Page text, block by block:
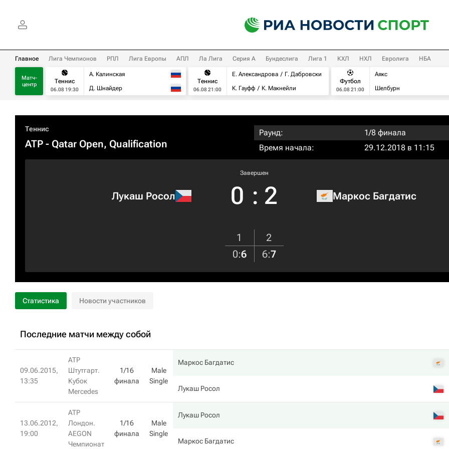
Главное Лига Чемпионов РПЛ Лига Европы АПЛ Ла Лига Серия А Бундеслига Лига 1 КХЛ НХЛ Евролига НБА
Матч-
центр
Теннис
06.08 19:30
А. Калинская
Д. Шнайдер
Теннис
06.08 21:00
Е. Александрова
Г. Дабровски
К. Гауфф
К. Макнейли
Футбол
06.08 21:00
Аякс
Шелбурн
Теннис
ATP - Qatar Open, Qualification
Раунд:
1/8 финала
Время начала:
29.12.2018 в 11:15
Лукаш Росол
Завершен
0 : 2 Маркос Багдатис
1
2
0:6 6:7
Статистика Новости участников
Последние матчи между собой
09.06.2015,
13:35
ATP
Штутгарт.
Кубок
Mercedes
1/16
финала
Male
Single
Маркос Багдатис
Лукаш Росол
13.06.2012,
19:00
ATP
Лондон.
AEGON
Чемпионат
1/16
финала
Male
Single
Лукаш Росол
Маркос Багдатис